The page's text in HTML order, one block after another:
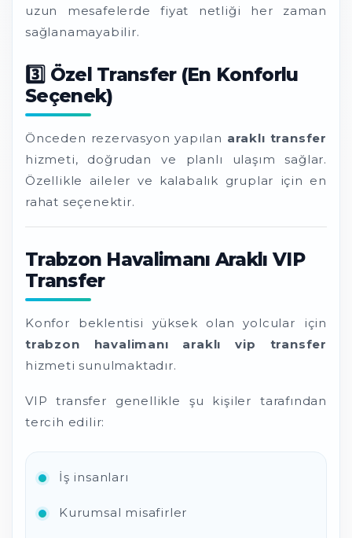
uzun mesafelerde fiyat netliği her zaman
sağlanamayabilir.
3️⃣ Özel Transfer (En Konforlu
Seçenek)
Önceden rezervasyon yapılan araklı transfer
hizmeti, doğrudan ve planlı ulaşım sağlar.
Özellikle aileler ve kalabalık gruplar için en
rahat seçenektir.
Trabzon Havalimanı Araklı VIP
Transfer
Konfor beklentisi yüksek olan yolcular için
trabzon havalimanı araklı vip transfer
hizmeti sunulmaktadır.
VIP transfer genellikle şu kişiler tarafından
tercih edilir:
İş insanları
Kurumsal misafirler